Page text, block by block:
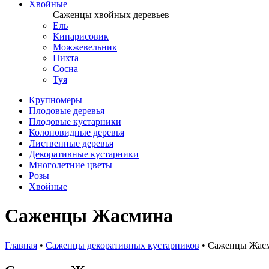
Хвойные
Саженцы хвойных деревьев
Ель
Кипарисовик
Можжевельник
Пихта
Сосна
Туя
Крупномеры
Плодовые деревья
Плодовые кустарники
Колоновидные деревья
Лиственные деревья
Декоративные кустарники
Многолетние цветы
Розы
Хвойные
Саженцы Жасмина
Главная • Саженцы декоративных кустарников • Саженцы